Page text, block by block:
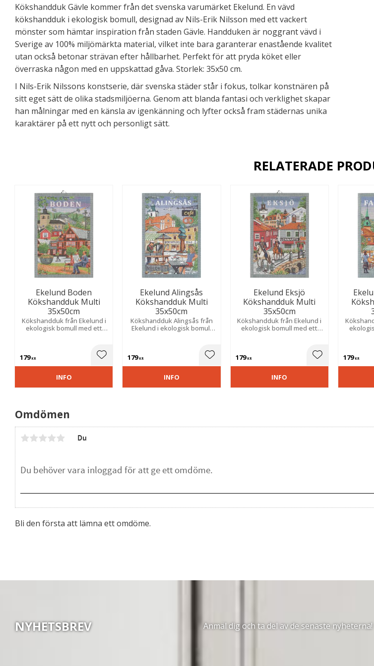
Kökshandduk Gävle kommer från det svenska varumärket Ekelund. En vävd
kökshandduk i ekologisk bomull, designad av Nils-Erik Nilsson med ett vackert
mönster som hämtar inspiration från staden Gävle. Handduken är noggrant vävd i
Sverige av 100% miljömärkta material, vilket inte bara garanterar enastående kvalitet
utan också betonar strävan efter hållbarhet. Perfekt för att pryda köket eller
överraska någon med en uppskattad gåva. Storlek: 35x50 cm.
I Nils-Erik Nilssons konstserie, där svenska städer står i fokus, tolkar konstnären på
sitt eget sätt de olika stadsmiljöerna. Genom att blanda fantasi och verklighet skapar
han målningar med en känsla av igenkänning och lyfter också fram städernas unika
karaktärer på ett nytt och personligt sätt.
Omdömen
Du
Bli den första att lämna ett omdöme.
RELATERADE
Ekelund Boden
Kökshandduk Multi
35x50cm
Kökshandduk från Ekelund i
ekologisk bomull med ett
179KR Lägg till i favoriter
INFO
Ekelund Alingsås
Kökshandduk Multi
35x50cm
Kökshandduk Alingsås från
Ekelund i ekologisk bomull
179KR Lägg till i favoriter
INFO
Ekelund Eksjö
Kökshandduk Multi
35x50cm
Kökshandduk från Ekelund i
ekologisk bomull med ett
179KR Lägg till i
INFO
179KR
NYHETSBREV Anmäl dig och ta del av de senaste nyheterna!